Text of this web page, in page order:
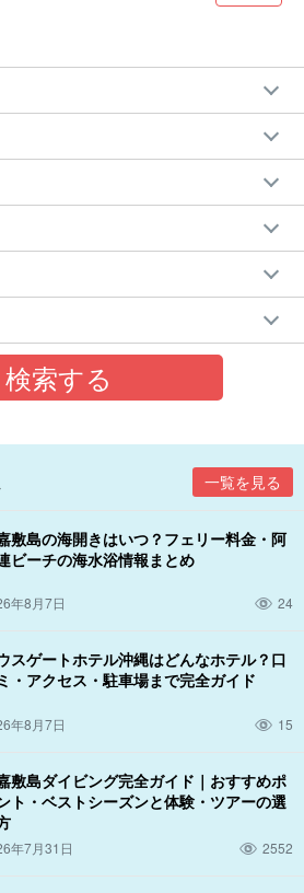
一覧を見る
敷島の海開きはいつ？フェリー料金・阿
ビーチの海水浴情報まとめ
年8月7日 24
スゲートホテル沖縄はどんなホテル？口
・アクセス・駐車場まで完全ガイド
年8月7日 15
敷島ダイビング完全ガイド｜おすすめポ
ト・ベストシーズンと体験・ツアーの選
年7月31日 2552